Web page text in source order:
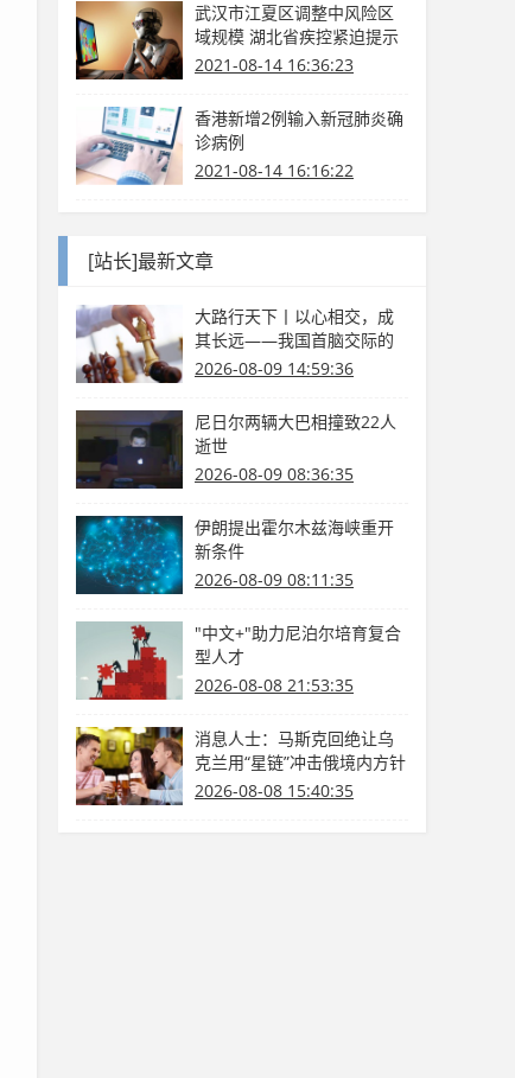
武汉市江夏区调整中风险区
域规模 湖北省疾控紧迫提示
2021-08-14 16:36:23
香港新增2例输入新冠肺炎确
诊病例
2021-08-14 16:16:22
[站长]最新文章
大路行天下丨以心相交，成
其长远——我国首脑交际的
国际情怀与大国气度
2026-08-09 14:59:36
尼日尔两辆大巴相撞致22人
逝世
2026-08-09 08:36:35
伊朗提出霍尔木兹海峡重开
新条件
2026-08-09 08:11:35
"中文+"助力尼泊尔培育复合
型人才
2026-08-08 21:53:35
消息人士：马斯克回绝让乌
克兰用“星链”冲击俄境内方针
2026-08-08 15:40:35